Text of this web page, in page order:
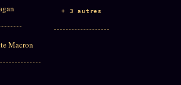
Macron
+ 3 autres